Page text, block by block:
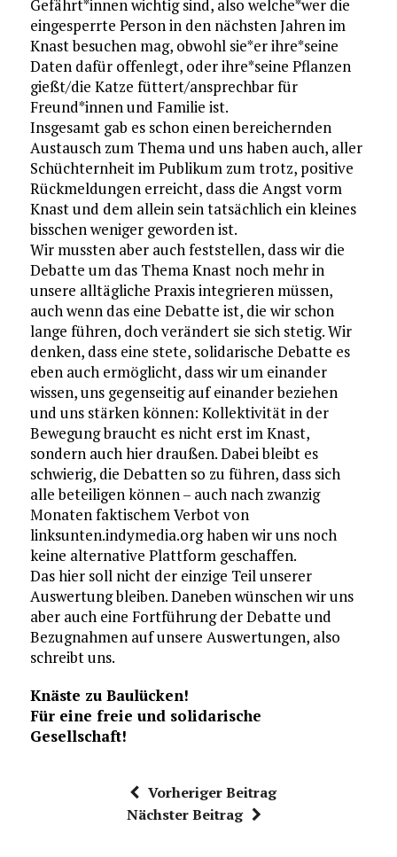
Gefährt*innen wichtig sind, also welche*wer die
eingesperrte Person in den nächsten Jahren im
Knast besuchen mag, obwohl sie*er ihre*seine
Daten dafür offenlegt, oder ihre*seine Pflanzen
gießt/die Katze füttert/ansprechbar für
Freund*innen und Familie ist.
Insgesamt gab es schon einen bereichernden
Austausch zum Thema und uns haben auch, aller
Schüchternheit im Publikum zum trotz, positive
Rückmeldungen erreicht, dass die Angst vorm
Knast und dem allein sein tatsächlich ein kleines
bisschen weniger geworden ist.
Wir mussten aber auch feststellen, dass wir die
Debatte um das Thema Knast noch mehr in
unsere alltägliche Praxis integrieren müssen,
auch wenn das eine Debatte ist, die wir schon
lange führen, doch verändert sie sich stetig. Wir
denken, dass eine stete, solidarische Debatte es
eben auch ermöglicht, dass wir um einander
wissen, uns gegenseitig auf einander beziehen
und uns stärken können: Kollektivität in der
Bewegung braucht es nicht erst im Knast,
sondern auch hier draußen. Dabei bleibt es
schwierig, die Debatten so zu führen, dass sich
alle beteiligen können – auch nach zwanzig
Monaten faktischem Verbot von
linksunten.indymedia.org haben wir uns noch
keine alternative Plattform geschaffen.
Das hier soll nicht der einzige Teil unserer
Auswertung bleiben. Daneben wünschen wir uns
aber auch eine Fortführung der Debatte und
Bezugnahmen auf unsere Auswertungen, also
schreibt uns.
Knäste zu Baulücken!
Für eine freie und solidarische
Gesellschaft!
Vorheriger Beitrag
Nächster Beitrag